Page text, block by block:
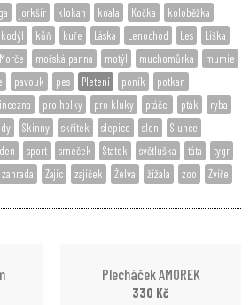
jorkšír klokan koala Kočka
koloběžka
kůň kuře Láska Lenochod Les
Liška
Morče mořská panna motýl muchomůrka
mumie
pavouk pes Pletení poník
potkan
pro holky pro kluky ptáčci pták
ryba
Skinny skřítek slepice slon
Slunce
sport srneček Statek světluška táta
tygr
zahrada Zajíc zajíček Želva žížala zoo Zvíře
Plecháček AMOREK
330 Kč